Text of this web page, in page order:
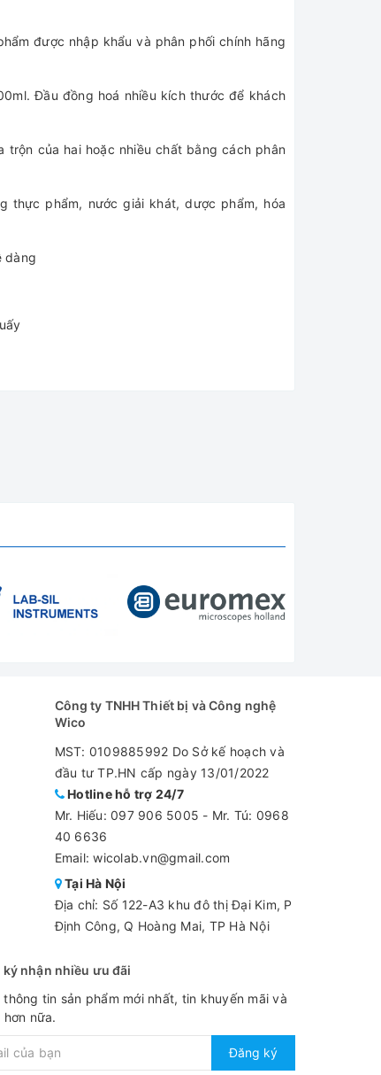
được nhập khẩu và phân phối chính hãng
Đầu đồng hoá nhiều kích thước để khách
trộn của hai hoặc nhiều chất bằng cách phân
thực phẩm, nước giải khát, dược phẩm, hóa
dàng
Công ty TNHH Thiết bị và Công nghệ
Wico
MST: 0109885992 Do Sở kế hoạch và
đầu tư TP.HN cấp ngày 13/01/2022
Hotline hỗ trợ 24/7
Mr. Hiếu: 097 906 5005 - Mr. Tú: 0968
40 6636
Email: wicolab.vn@gmail.com
Tại Hà Nội
Địa chỉ: Số 122-A3 khu đô thị Đại Kim, P
Định Công, Q Hoàng Mai, TP Hà Nội
nhận nhiều ưu đãi
thông tin sản phẩm mới nhất, tin khuyến mãi và
hơn nữa.
Đăng ký